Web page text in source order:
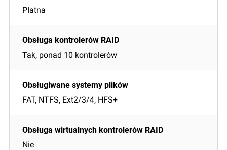
Płatna
Tak, ponad 10 kontrolerów
FAT, NTFS, Ext2/3/4, HFS+
Nie